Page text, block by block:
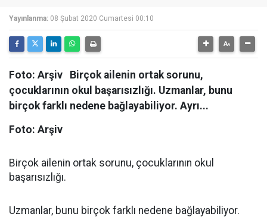
Yayınlanma: 08 Şubat 2020 Cumartesi 00:10
Foto: Arşiv Birçok ailenin ortak sorunu,
çocuklarının okul başarısızlığı. Uzmanlar, bunu
birçok farklı nedene bağlayabiliyor. Ayrı...
Foto: Arşiv
Birçok ailenin ortak sorunu, çocuklarının okul
başarısızlığı.
Uzmanlar, bunu birçok farklı nedene bağlayabiliyor.